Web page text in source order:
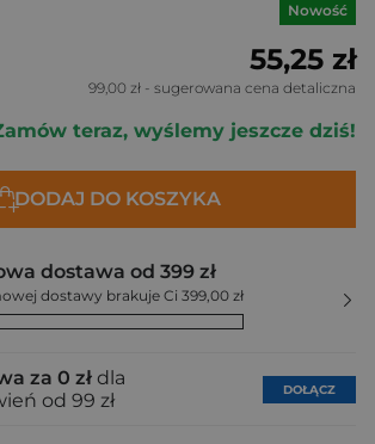
Nowość
55,25 zł
99,00 zł - sugerowana cena detaliczna
teraz, wyślemy jeszcze dziś!
DODAJ DO KOSZYKA
dostawa od 399 zł
dostawy brakuje Ci 399,00 zł
za 0 zł dla
od 99 zł
DOŁĄCZ